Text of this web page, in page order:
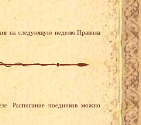
на следующую неделю.Правила
Расписание поединков можно